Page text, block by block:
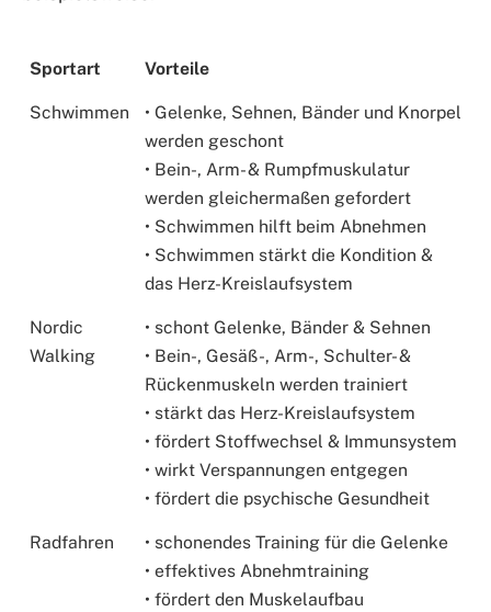
Sportart Vorteile
Schwimmen
• Gelenke, Sehnen, Bänder und Knorpel
werden geschont
• Bein-, Arm- & Rumpfmuskulatur
werden gleichermaßen gefordert
• Schwimmen hilft beim Abnehmen
• Schwimmen stärkt die Kondition &
das Herz-Kreislaufsystem
Nordic
Walking
• schont Gelenke, Bänder & Sehnen
• Bein-, Gesäß-, Arm-, Schulter- &
Rückenmuskeln werden trainiert
• stärkt das Herz-Kreislaufsystem
• fördert Stoffwechsel & Immunsystem
• wirkt Verspannungen entgegen
• fördert die psychische Gesundheit
Radfahren
• schonendes Training für die Gelenke
• effektives Abnehmtraining
• fördert den Muskelaufbau